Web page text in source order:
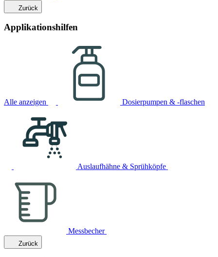
Zurück
Applikationshilfen
Alle anzeigen Dosierpumpen & -flaschen
Auslaufhähne & Sprühköpfe
Messbecher
Zurück